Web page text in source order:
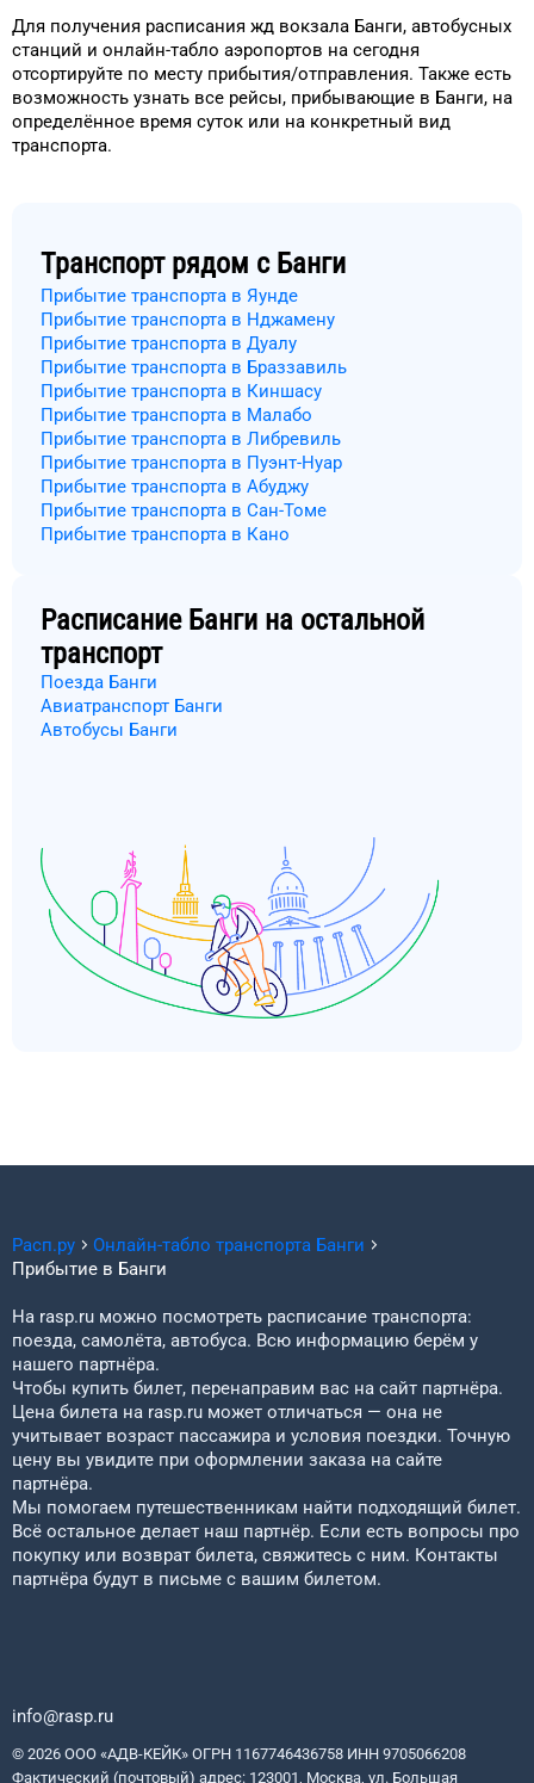
Для получения расписания жд вокзала Банги, автобусных
станций и онлайн-табло аэропортов на сегодня
отсортируйте по месту прибытия/отправления. Также есть
возможность узнать все рейсы, прибывающие в Банги, на
определённое время суток или на конкретный вид
транспорта.
Транспорт рядом с Банги
Прибытие транспорта в Яунде
Прибытие транспорта в Нджамену
Прибытие транспорта в Дуалу
Прибытие транспорта в Браззавиль
Прибытие транспорта в Киншасу
Прибытие транспорта в Малабо
Прибытие транспорта в Либревиль
Прибытие транспорта в Пуэнт-Нуар
Прибытие транспорта в Абуджу
Прибытие транспорта в Сан-Томе
Прибытие транспорта в Кано
Расписание Банги на остальной
транспорт
Поезда Банги
Авиатранспорт Банги
Автобусы Банги
Расп.ру Онлайн-табло транспорта Банги
Прибытие в Банги
На rasp.ru можно посмотреть расписание транспорта:
поезда, самолёта, автобуса. Всю информацию берём у
нашего партнёра.
Чтобы купить билет, перенаправим вас на сайт партнёра.
Цена билета на rasp.ru может отличаться — она не
учитывает возраст пассажира и условия поездки. Точную
цену вы увидите при оформлении заказа на сайте
партнёра.
Мы помогаем путешественникам найти подходящий билет.
Всё остальное делает наш партнёр. Если есть вопросы про
покупку или возврат билета, свяжитесь с ним. Контакты
партнёра будут в письме с вашим билетом.
info@rasp.ru
© 2026 ООО «АДВ-КЕЙК» ОГРН 1167746436758 ИНН 9705066208
Фактический (почтовый) адрес: 123001, Москва, ул. Большая